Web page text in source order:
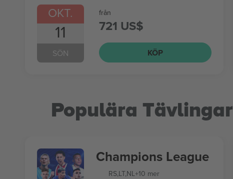
OKT.
11
SÖN
från
721 US$
KÖP
Populära Tävlingar
Champions League
RS,LT,NL+10 mer